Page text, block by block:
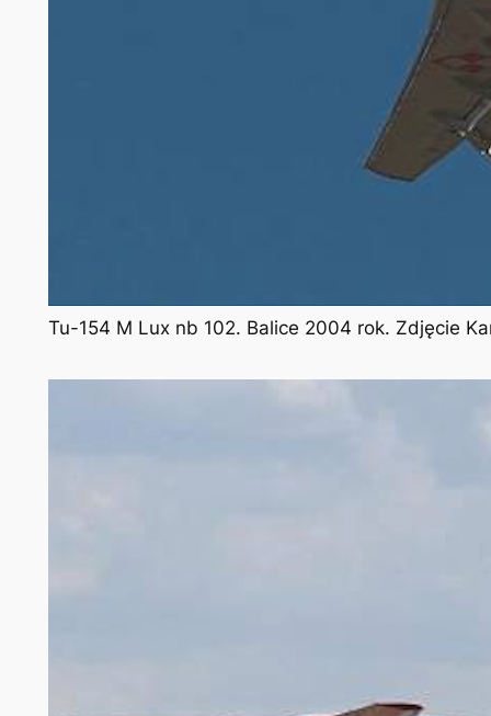
Tu-154 M Lux nb 102. Balice 2004 rok. Zdjęcie